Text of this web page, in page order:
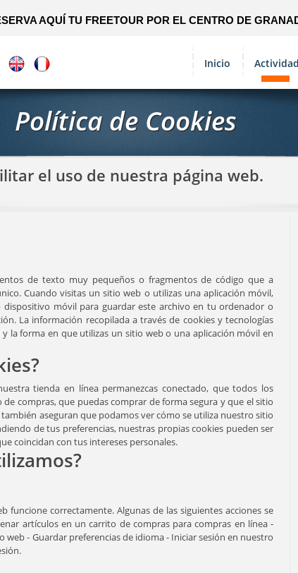
AQUÍ TU FREETOUR POR EL CENTRO DE
Inicio
Política de Cookies
el uso de nuestra página web.
de texto muy pequeños o fragmentos de código que a
Cuando visitas un sitio web o utilizas una aplicación móvil,
móvil para guardar este archivo en tu ordenador o
La información recopilada a través de cookies y tecnologías
la forma en que utilizas un sitio web o una aplicación móvil en
tienda en línea permanezcas conectado, que todos los
compras, que puedas comprar de forma segura y que el sitio
aseguran que podamos ver cómo se utiliza nuestro sitio
de tus preferencias, nuestras propias cookies pueden ser
coincidan con tus intereses personales.
funcione correctamente. Algunas de las siguientes acciones se
artículos en un carrito de compras para compras en línea -
web - Guardar preferencias de idioma - Iniciar sesión en nuestro